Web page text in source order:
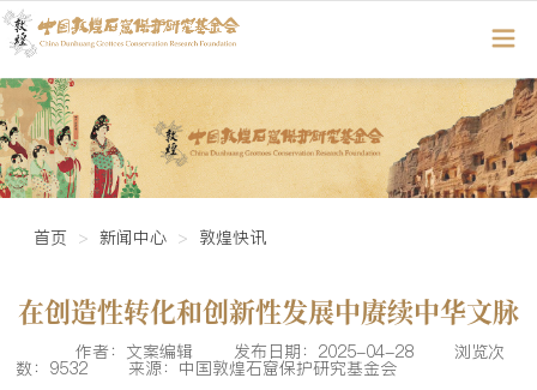
首页 新闻中心 敦煌快讯
在创造性转化和创新性发展中赓续中华文脉
作者：文案编辑 发布日期：2025-04-28 浏览次
数：9532 来源：中国敦煌石窟保护研究基金会